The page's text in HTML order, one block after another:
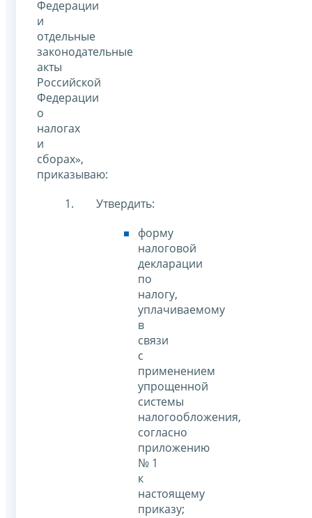
Федерации
и
отдельные
законодательные
акты
Российской
Федерации
о
налогах
и
сборах»,
приказываю:
Утвердить:
форму
налоговой
декларации
по
налогу,
уплачиваемому
в
связи
с
применением
упрощенной
системы
налогообложения,
согласно
приложению
№ 1
к
настоящему
приказу;